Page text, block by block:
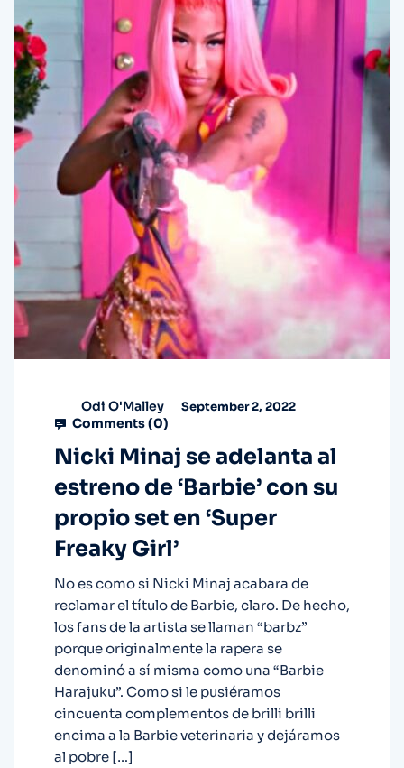
Odi O'Malley September 2, 2022
Comments (0)
Nicki Minaj se adelanta al
estreno de ‘Barbie’ con su
propio set en ‘Super
Freaky Girl’
No es como si Nicki Minaj acabara de
reclamar el título de Barbie, claro. De hecho,
los fans de la artista se llaman “barbz”
porque originalmente la rapera se
denominó a sí misma como una “Barbie
Harajuku”. Como si le pusiéramos
cincuenta complementos de brilli brilli
encima a la Barbie veterinaria y dejáramos
al pobre […]